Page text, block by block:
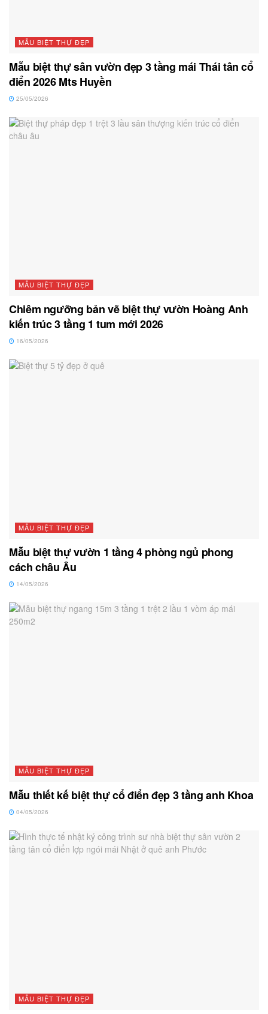
MẪU BIỆT THỰ ĐẸP
Mẫu biệt thự sân vườn đẹp 3 tầng mái Thái tân cổ
điển 2026 Mts Huyền
25/05/2026
MẪU BIỆT THỰ ĐẸP
Chiêm ngưỡng bản vẽ biệt thự vườn Hoàng Anh
kiến trúc 3 tầng 1 tum mới 2026
16/05/2026
MẪU BIỆT THỰ ĐẸP
Mẫu biệt thự vườn 1 tầng 4 phòng ngủ phong
cách châu Âu
14/05/2026
MẪU BIỆT THỰ ĐẸP
Mẫu thiết kế biệt thự cổ điển đẹp 3 tầng anh Khoa
04/05/2026
MẪU BIỆT THỰ ĐẸP